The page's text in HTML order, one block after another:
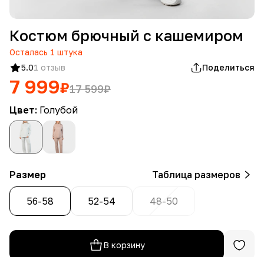
Костюм брючный с кашемиром
Осталась 1 штука
5.01 отзыв Поделиться
7 999₽17 599₽
Цвет: Голубой
Размер Таблица размеров
56-58 52-54 48-50
В корзину